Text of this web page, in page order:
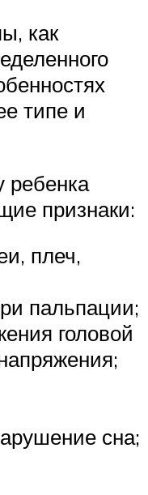
как
типе и
признаки:
плеч,
пальпации;
головой
сна;